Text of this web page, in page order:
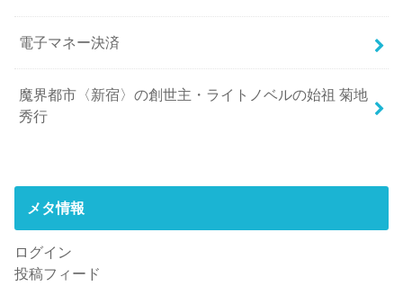
電子マネー決済
魔界都市〈新宿〉の創世主・ライトノベルの始祖 菊地
秀行
メタ情報
ログイン
投稿フィード